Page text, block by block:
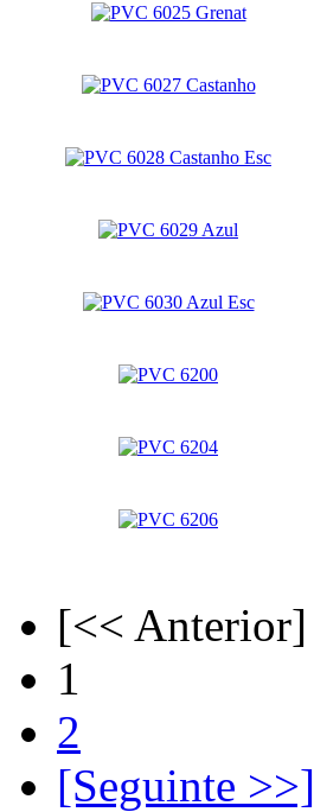
[<< Anterior]
1
2
[Seguinte >>]